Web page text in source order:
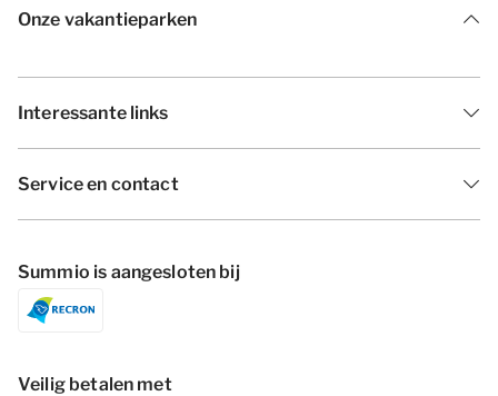
Onze vakantieparken
Interessante links
Service en contact
Summio is aangesloten bij
Veilig betalen met